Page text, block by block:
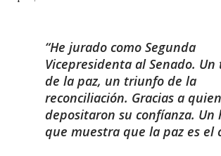
He jurado como Segunda
Vicepresidenta al Senado.
de la paz, un triunfo de la
reconciliación. Gracias a
depositaron su confíanza. Un
que muestra que la paz es el